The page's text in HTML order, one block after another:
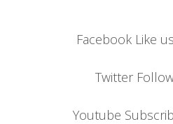
Facebook Like
Twitter
Youtube